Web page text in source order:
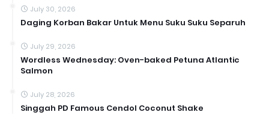
July 30, 2026
Daging Korban Bakar Untuk Menu Suku Suku Separuh
July 29, 2026
Wordless Wednesday: Oven-baked Petuna Atlantic
Salmon
July 28, 2026
Singgah PD Famous Cendol Coconut Shake